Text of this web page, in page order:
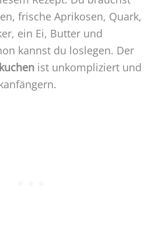
frische Aprikosen, Quark,
ein Ei, Butter und
kannst du loslegen. Der
ist unkompliziert und